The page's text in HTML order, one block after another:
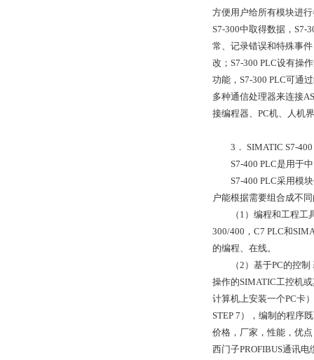
方便用户给所有模块进
S7-300中取得数据，S7-
常、记录错误和特殊事
改；S7-300 PLC设有操
功能，S7-300 PLC可通
多种通信处理器来连接
接编程器、PC机、人机
3． SIMATIC S7-400
S7-400 PLC是用于中
S7-400 PLC采用模块
户能根据需要组合成不
（1）编程和工程工具
300/400，C7 PLC和
的编程、在线。
（2）基于PC的控制
操作的SIMATIC工控机
计算机上安装一个PC卡
STEP 7），编制的程序
价格，厂家，性能，优
西门子PROFIBUS通讯